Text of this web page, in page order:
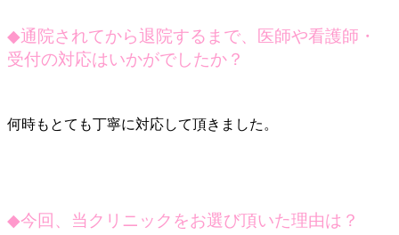
◆通院されてから退院するまで、医師や看護師・
受付の対応はいかがでしたか？
何時もとても丁寧に対応して頂きました。
◆今回、当クリニックをお選び頂いた理由は？